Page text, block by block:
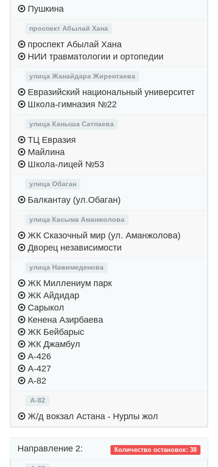
Пушкина
проспект Абылай Хана
проспект Абылай Хана
НИИ травматологии и ортопедии
улица Жанайдара Жирентаева
Евразийский национальный университет
Школа-гимназия №22
улица Каныша Сатпаева
ТЦ Евразия
Майлина
Школа-лицей №53
улица Обаган
Балкантау (ул.Обаган)
улица Касыма Аманжолова
ЖК Сказочный мир (ул. Аманжолова)
Дворец независимости
улица Нажимеденова
ЖК Миллениум парк
ЖК Айдидар
Сарыкол
Кенена Азирбаева
ЖК Бейбарыс
ЖК Джамбул
А-426
А-427
А-82
А-82
Ж/д вокзал Астана - Нурлы жол
Количество остановок: 38
Направление 2: